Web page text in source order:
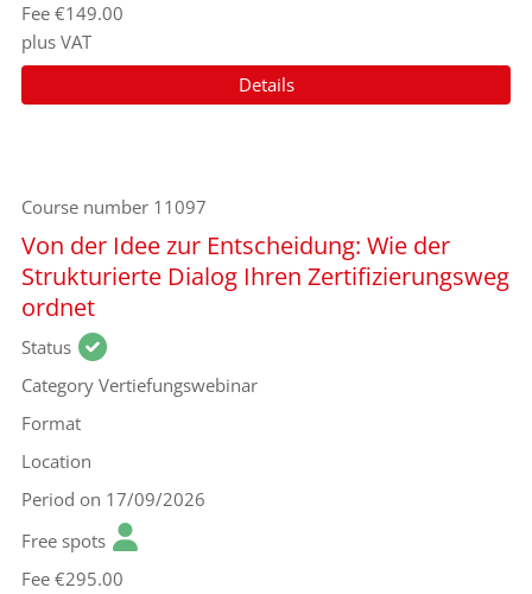
Fee €149.00
plus VAT
Details
Course number 11097
Von der Idee zur Entscheidung: Wie der
Strukturierte Dialog Ihren Zertifizierungsweg
ordnet
Status
Category Vertiefungswebinar
Format
Location
Period on 17/09/2026
Free spots
Fee €295.00